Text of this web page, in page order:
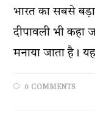
भारत का सबसे बड़ा
दीपावली भी कहा
मनाया जाता है।
0 COMMENTS